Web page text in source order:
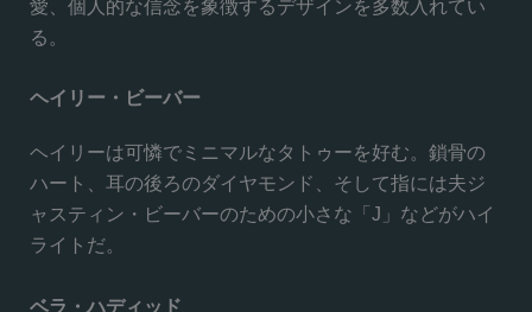
愛、個人的な信念を象徴するデザインを多数入れてい
る。
ヘイリー・ビーバー
ヘイリーは可憐でミニマルなタトゥーを好む。鎖骨の
ハート、耳の後ろのダイヤモンド、そして指には夫ジ
ャスティン・ビーバーのための小さな「J」などがハイ
ライトだ。
ベラ・ハディッド